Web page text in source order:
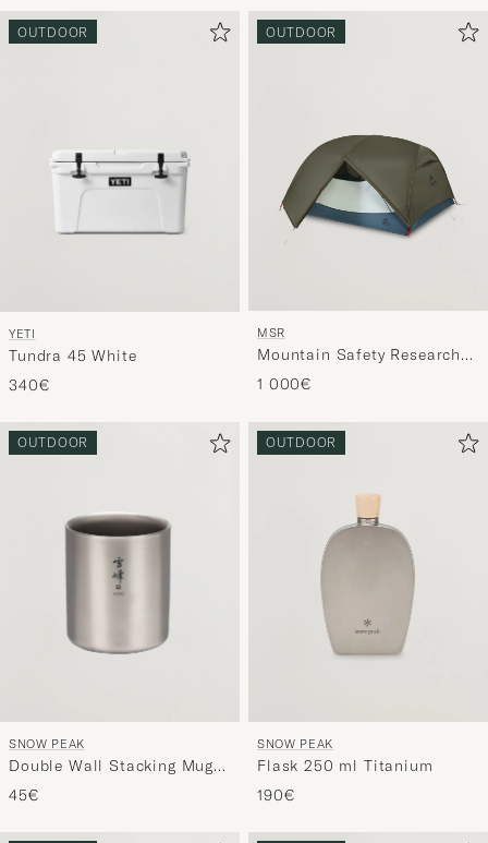
OUTDOOR
YETI
Tundra 45 White
340€
OUTDOOR
MSR
Mountain Safety Research
Hubba Hubba HD 3P Tent
Green
1 000€
OUTDOOR
SNOW PEAK
Double Wall Stacking Mug
200 Titanium
45€
OUTDOOR
SNOW PEAK
Flask 250 ml Titanium
190€